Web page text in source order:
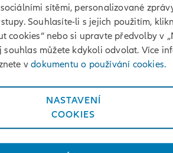
fungují na jednoduchém principu:
elektřinu k vytváření větru – jako
turbíny využívají vítr k výrobě elektřiny.
lopatky turbíny a roztáčí je. Toto
uvnitř turbíny, která pohání generátor,
energii otáčivého pohybu na
osa:Tyto turbíny mají hlavní
sítěmi, personalizované
Souhlasíte-li s jejich použitím,
cookies“ nebo si upravte předvolby v
souhlas můžete kdykoli odvolat. Více
vdokumentu o používání cookies.
NASTAVENÍ
COOKIES